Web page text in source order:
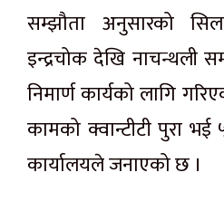
सम्झौता अनुसारको
इन्द्रचोक देखि नाचन्थली
निमार्ण कार्यको लागि
कामको क्वान्टीटी पुरा
कार्यालयले जनाएको छ ।